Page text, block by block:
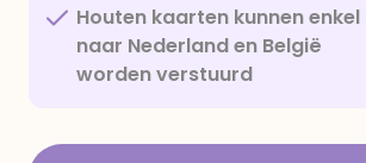
Houten kaarten kunnen enkel
naar Nederland en België
worden verstuurd